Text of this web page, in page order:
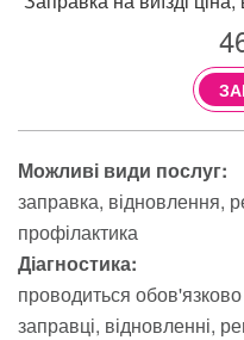
Можливі види послуг:
заправка відновлення
профілактика
Діагностика:
проводиться
заправці, відновленні,